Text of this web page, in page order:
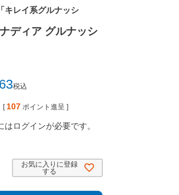
キレイ系グルナッシ
ディア グルナッシ
税込
[ 107 ポイント進呈 ]
ログインが必要です。
お気に入りに登録
する